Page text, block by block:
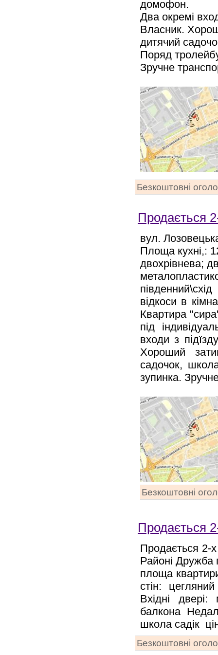
домофон.
Два окремі
Власник.
дитячий
Поряд
Зручне
Безкоштовні
Продається
вул.
Площа кухні,:
двохрівнева;
відкоси в
Квартира
під
входи з
Хороший
садочок,
зупинка.
Безкоштовні
Продається
Продається 2-
Районі Дружба
площа
стін:
Вхідні
балкона
школа садік
Безкоштовні